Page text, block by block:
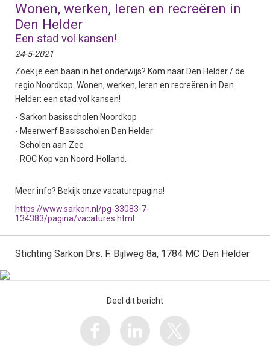
Wonen, werken, leren en recreëren in
Den Helder
Een stad vol kansen!
24-5-2021
Zoek je een baan in het onderwijs? Kom naar Den Helder / de
regio Noordkop. Wonen, werken, leren en recreëren in Den
Helder: een stad vol kansen!
- Sarkon basisscholen Noordkop
- Meerwerf Basisscholen Den Helder
- Scholen aan Zee
- ROC Kop van Noord-Holland.
Meer info? Bekijk onze vacaturepagina!
https://www.sarkon.nl/pg-33083-7-
134383/pagina/vacatures.html
Stichting Sarkon Drs. F. Bijlweg 8a, 1784 MC Den Helder
Deel dit bericht